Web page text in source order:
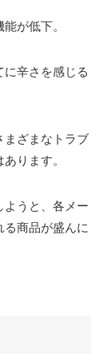
が低下。
辛さを感じる
まざまなトラブ
ります。
ようと、各メー
る商品が盛んに